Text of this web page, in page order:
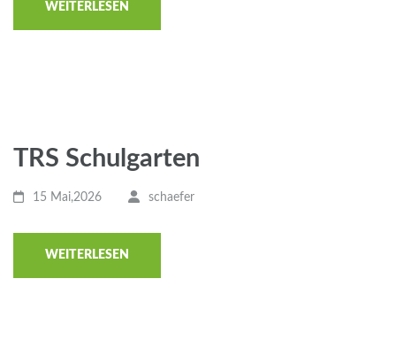
WEITERLESEN
TRS Schulgarten
15 Mai,2026 schaefer
WEITERLESEN